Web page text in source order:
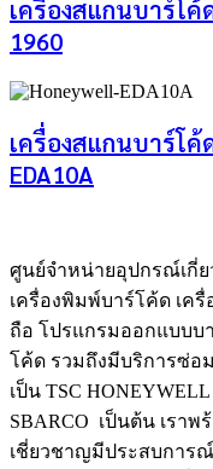
เครื่องสแกนบาร์โค้
1960
เครื่องสแกนบาร์โค้
EDA10A
ศูนย์จําหน่ายอุปกรณ์เกี่
เครื่องพิมพ์บาร์โค้ด เค
ถือ โปรแกรมออกแบบบ
โค้ด รวมถึงมีบริการซ่อ
เป็น TSC
SBARCO เป็นต้น เรา
เชี่ยวชาญมีประสบการ